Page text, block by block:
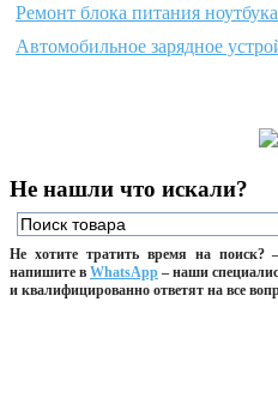
Ремонт блока питания ноутбука
Автомобильное зарядное
Не нашли что искали?
Не хотите тратить время на поиск?
напишите в WhatsApp – наши
и квалифицированно ответят на все